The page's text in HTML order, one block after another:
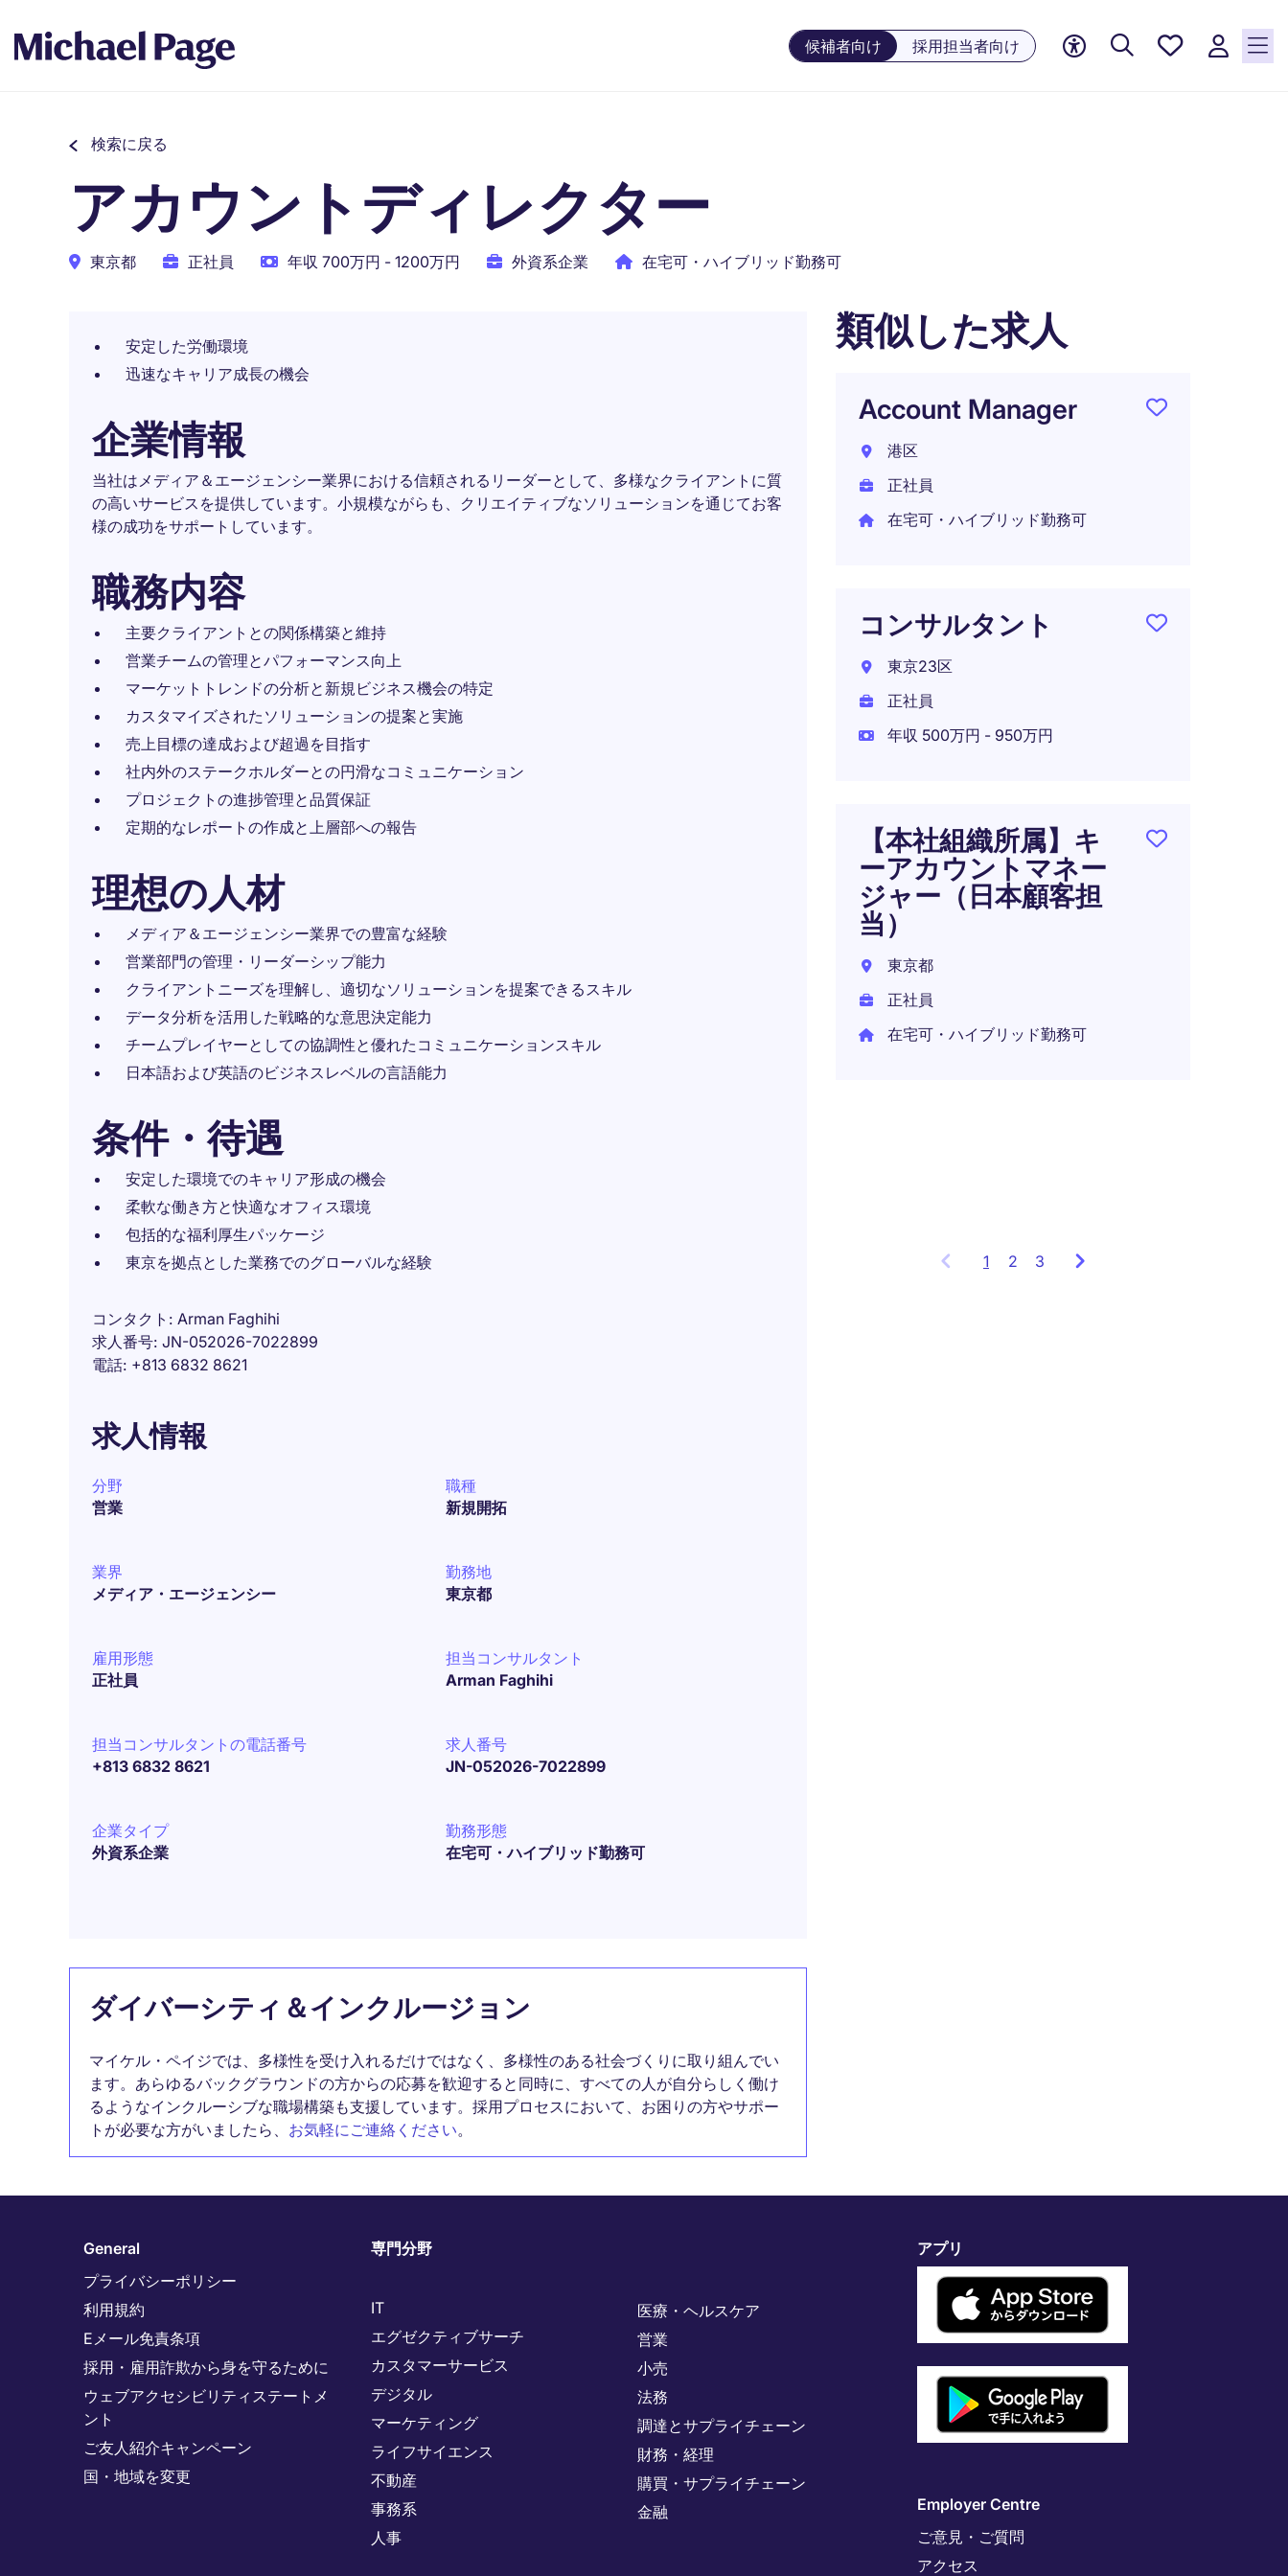
候補者向け 採用担当者向け
お気に
検索に戻る
アカウントディレクター
東京都 正社員 年収 700万円 - 1200万円 外資系企業 在宅可・ハイブリッド勤務可
安定した労働環境
迅速なキャリア成長の機会
企業情報
当社はメディア＆エージェンシー業界における信頼されるリーダーとして、多様なクライアントに質
の高いサービスを提供しています。小規模ながらも、クリエイティブなソリューションを通じてお客
様の成功をサポートしています。
職務内容
主要クライアントとの関係構築と維持
営業チームの管理とパフォーマンス向上
マーケットトレンドの分析と新規ビジネス機会の特定
カスタマイズされたソリューションの提案と実施
売上目標の達成および超過を目指す
社内外のステークホルダーとの円滑なコミュニケーション
プロジェクトの進捗管理と品質保証
定期的なレポートの作成と上層部への報告
理想の人材
メディア＆エージェンシー業界での豊富な経験
営業部門の管理・リーダーシップ能力
クライアントニーズを理解し、適切なソリューションを提案できるスキル
データ分析を活用した戦略的な意思決定能力
チームプレイヤーとしての協調性と優れたコミュニケーションスキル
日本語および英語のビジネスレベルの言語能力
条件・待遇
安定した環境でのキャリア形成の機会
柔軟な働き方と快適なオフィス環境
包括的な福利厚生パッケージ
東京を拠点とした業務でのグローバルな経験
コンタクト
Arman Faghihi
求人番号 JN-052026-7022899
電話 +813 6832 8621
求人情報
分野
営業
職種
新規開拓
業界
メディア・エージェンシー
勤務地
東京都
雇用形態
正社員
担当コンサルタント
Arman Faghihi
担当コンサルタントの電話番号
+813 6832 8621
求人番号
JN-052026-7022899
企業タイプ
外資系企業
勤務形態
在宅可・ハイブリッド勤務可
ダイバーシティ＆インクルージョン
マイケル・ペイジでは、多様性を受け入れるだけではなく、多様性のある社会づくりに取り組んでい
ます。あらゆるバックグラウンドの方からの応募を歓迎すると同時に、すべての人が自分らしく働け
るようなインクルーシブな職場構築も支援しています。採用プロセスにおいて、お困りの方やサポー
トが必要な方がいましたら、 お気軽にご連絡ください。
類似した求人
Account Manager
港区
正社員
在宅可・ハイブリッド勤務可
コンサルタント
東京23区
正社員
年収 500万円 - 950万円
【本社組織所属】キ
ーアカウントマネー
ジャー（日本顧客担
当）
東京都
正社員
在宅可・ハイブリッド勤務可
1 Showing
2 3
General
プライバシーポリシー
利用規約
Eメール免責条項
採用・雇用詐欺から身を守るために
ウェブアクセシビリティステートメ
ント
ご友人紹介キャンペーン
国・地域を変更
専門分野
IT
エグゼクティブサーチ
カスタマーサービス
デジタル
マーケティング
ライフサイエンス
不動産
事務系
人事
医療・ヘルスケア
営業
小売
法務
調達とサプライチェーン
財務・経理
購買・サプライチェーン
金融
アプリ
Employer Centre
ご意見・ご質問
アクセス